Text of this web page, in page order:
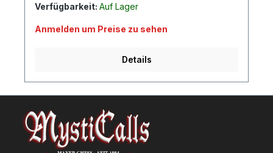
Verfügbarkeit: Auf Lager
Anmelden um Preise zu sehen
Details